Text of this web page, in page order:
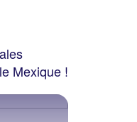
Mexique !